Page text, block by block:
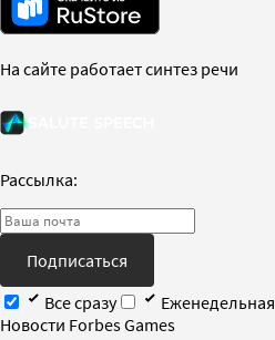
На сайте работает синтез речи
Рассылка:
Подписаться
Все сразу
Еженедельная
Новости Forbes Games